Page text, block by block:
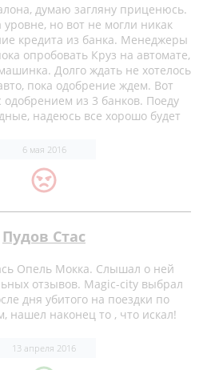
думаю загляну приценюсь.
но вот не могли никак
кредита из банка. Менеджеры
опробовать Круз на автомате,
Долго ждать не хотелось
пока одобрение ждем. Вот
одобрением из 3 банков. Поеду
надеюсь все хорошо будет
6 мая 2016
Пудов Стас
Опель Мокка. Слышал о ней
отзывов. Magic-city выбрал
дня убитого на поездки по
нашел наконец то , что искал!
13 апреля 2016